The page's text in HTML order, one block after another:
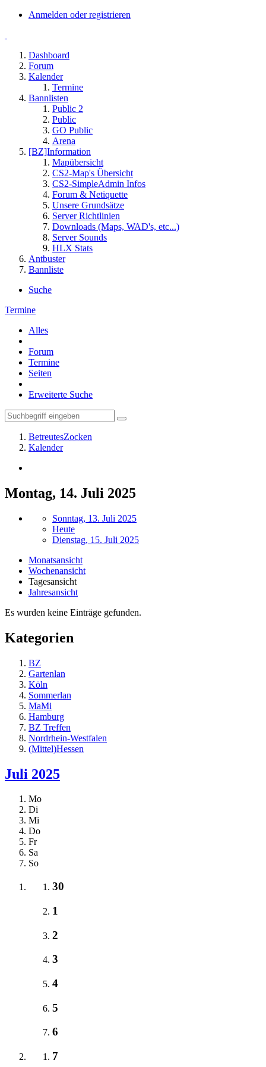
Anmelden oder registrieren
Dashboard
Forum
Kalender
Termine
Bannlisten
Public 2
Public
GO Public
Arena
[BZ]Information
Mapübersicht
CS2-Map's Übersicht
CS2-SimpleAdmin Infos
Forum & Netiquette
Unsere Grundsätze
Server Richtlinien
Downloads (Maps, WAD's, etc...)
Server Sounds
HLX Stats
Antbuster
Bannliste
Suche
Termine
Alles
Forum
Termine
Seiten
Erweiterte Suche
BetreutesZocken
Kalender
Montag, 14. Juli 2025
Sonntag, 13. Juli 2025
Heute
Dienstag, 15. Juli 2025
Monatsansicht
Wochenansicht
Tagesansicht
Jahresansicht
Es wurden keine Einträge gefunden.
Kategorien
BZ
Gartenlan
Köln
Sommerlan
MaMi
Hamburg
BZ Treffen
Nordrhein-Westfalen
(Mittel)Hessen
Juli 2025
Mo
Di
Mi
Do
Fr
Sa
So
30
1
2
3
4
5
6
7